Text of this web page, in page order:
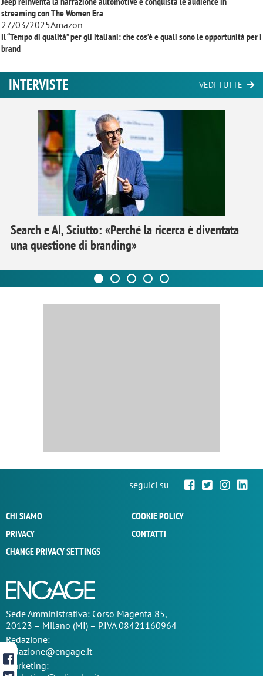
streaming conThe Women Era
27/03/2025Amazon
Il “Tempo di qualità” per gli italiani: che cos’è e quali sono le opportunità per i
brand
INTERVISTE VEDI TUTTE
Search e AI, Sciutto: «Perché la ricerca è diventata
una questione di branding»
seguici su
CHI SIAMO
COOKIE POLICY
PRIVACY
CONTATTI
CHANGE PRIVACY SETTINGS
SedeAmministrativa: Corso Magenta 85,
20123 – Milano (MI) – P.IVA 08421160964
Redazione:
redazione@engage.it
Marketing: